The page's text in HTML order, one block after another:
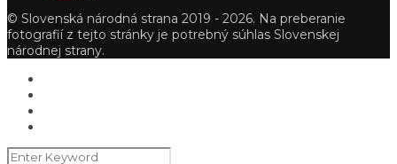
© Slovenská národná strana 2019 - 2026. Na preberanie
fotografií z tejto stránky je potrebný súhlas Slovenskej
národnej strany.